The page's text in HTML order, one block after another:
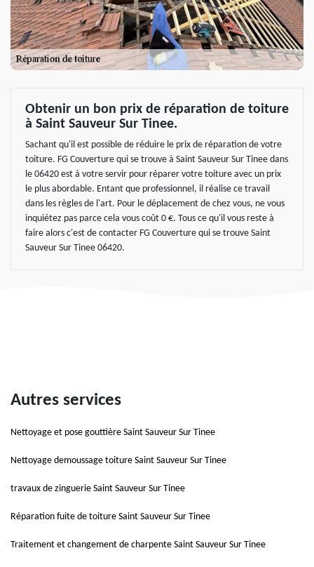
Obtenir un bon prix de réparation de toiture
à Saint Sauveur Sur Tinee.
Sachant qu'il est possible de réduire le prix de réparation de votre
toiture. FG Couverture qui se trouve à Saint Sauveur Sur Tinee dans
le 06420 est à votre servir pour réparer votre toiture avec un prix
le plus abordable. Entant que professionnel, il réalise ce travail
dans les règles de l'art. Pour le déplacement de chez vous, ne vous
inquiétez pas parce cela vous coût 0 €. Tous ce qu'il vous reste à
faire alors c'est de contacter FG Couverture qui se trouve Saint
Sauveur Sur Tinee 06420.
Autres services
Nettoyage et pose gouttière Saint Sauveur Sur Tinee
Nettoyage demoussage toiture Saint Sauveur Sur Tinee
travaux de zinguerie Saint Sauveur Sur Tinee
Réparation fuite de toiture Saint Sauveur Sur Tinee
Traitement et changement de charpente Saint Sauveur Sur Tinee